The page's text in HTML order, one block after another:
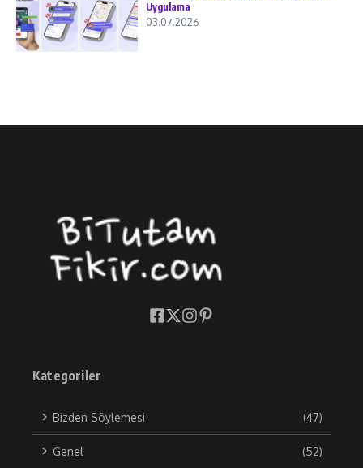
Uygulama
03.07.2026
Kategoriler
Bizden Söylemesi (47)
Genel (52)